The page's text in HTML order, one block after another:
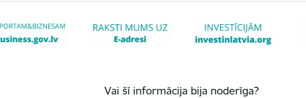
Vai šī informācija bija noderīga?